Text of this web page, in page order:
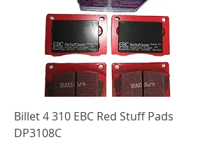
Billet 4 310 EBC Red Stuff Pads
DP3108C